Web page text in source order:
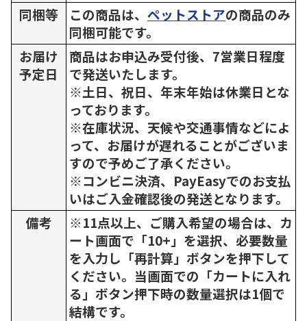
同梱等
この商品は、 ペットストアの商品のみ
同梱可能です。
お届け
予定日
商品はお申込み受付後、7営業日程度
で発送いたします。
※土日、祝日、年末年始は休業日とな
っております。
※在庫状況、天候や交通事情などによ
って、お届けが遅れることがございま
すので予めご了承ください。
※コンビニ決済、PayEasyでのお支払
いはご入金確認後の発送となります。
備考
※11点以上、ご購入希望の場合は、カ
ート画面で「10+」を選択、必要数量
を入力し「再計算」ボタンを押下して
ください。当画面での「カートに入れ
る」ボタン押下時の数量選択は1個で
結構です。